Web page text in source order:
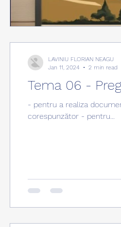
Tema 06 -
- pentru a realiza
corespunzător - pentru...
LAVINIU FLORIAN NEAGU
Jan 11, 2024
2 min read